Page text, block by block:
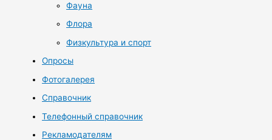
Фауна
Флора
Физкультура и спорт
Опросы
Фотогалерея
Справочник
Телефонный справочник
Рекламодателям